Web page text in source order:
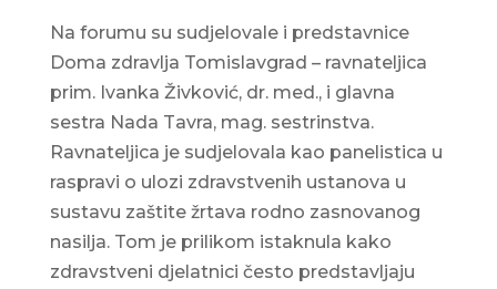
Na forumu su sudjelovale i predstavnice
Doma zdravlja Tomislavgrad – ravnateljica
prim. Ivanka Živković, dr. med., i glavna
sestra Nada Tavra, mag. sestrinstva.
Ravnateljica je sudjelovala kao panelistica u
raspravi o ulozi zdravstvenih ustanova u
sustavu zaštite žrtava rodno zasnovanog
nasilja. Tom je prilikom istaknula kako
zdravstveni djelatnici često predstavljaju